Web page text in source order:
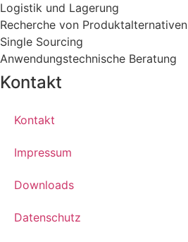
Logistik und Lagerung
Recherche von Produktalternativen
Single Sourcing
Anwendungstechnische Beratung
Kontakt
Kontakt
Impressum
Downloads
Datenschutz